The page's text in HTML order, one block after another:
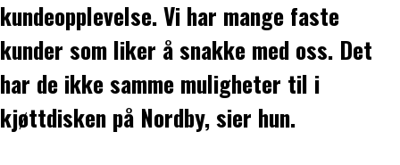
kundeopplevelse. Vi har mange faste
kunder som liker å snakke med oss. Det
har de ikke samme muligheter til i
kjøttdisken på Nordby, sier hun.